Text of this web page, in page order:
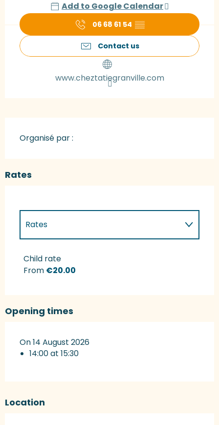
Add to Google Calendar
06 68 61 54 ▒▒
Contact us
www.cheztatiegranville.com
Organisé par :
Rates
Rates
Rates 2027
Child rate
From €20.00
Opening times
On 14 August 2026
14:00 at 15:30
Location